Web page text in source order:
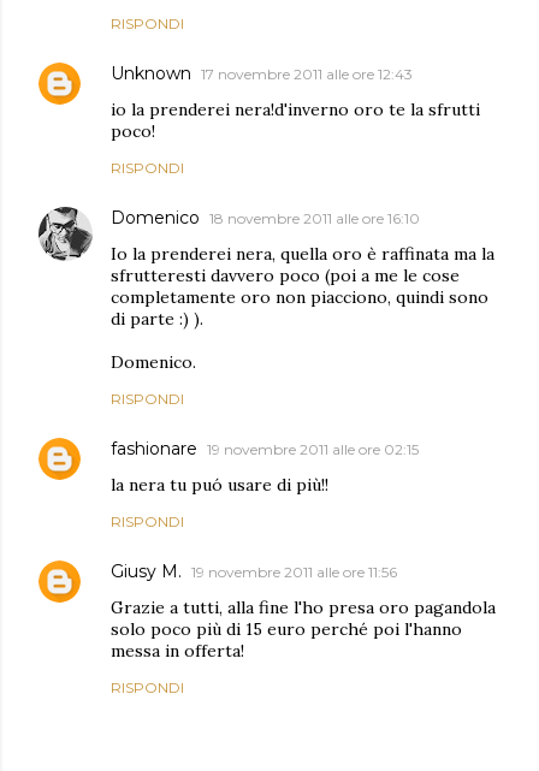
RISPONDI
Unknown 17 novembre 2011 alle ore 12:43
io la prenderei nera!d'inverno oro te la sfrutti
poco!
RISPONDI
Domenico 18 novembre 2011 alle ore 16:10
Io la prenderei nera, quella oro è raffinata ma la
sfrutteresti davvero poco (poi a me le cose
completamente oro non piacciono, quindi sono
di parte :) ).
Domenico.
RISPONDI
fashionare 19 novembre 2011 alle ore 02:15
la nera tu puó usare di più!!
RISPONDI
Giusy M. 19 novembre 2011 alle ore 11:56
Grazie a tutti, alla fine l'ho presa oro pagandola
solo poco più di 15 euro perché poi l'hanno
messa in offerta!
RISPONDI